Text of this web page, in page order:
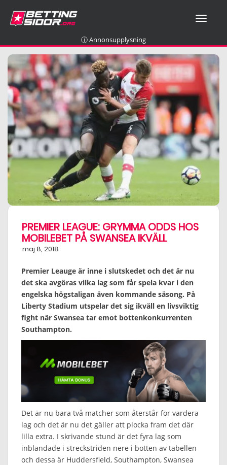
T
G
L
E
N
I
G
A
T
I
O
N
ⓘ Annonsupplysning
PREMIER LEAGUE: GRYMMA ODDS HOS
MOBILEBET PÅ SWANSEA IKVÄLL
maj 8, 2018
Premier Leauge är inne i slutskedet och det är nu
det ska avgöras vilka lag som får spela kvar i den
engelska högstaligan även kommande säsong. På
Liberty Stadium utspelar det sig ikväll en livsviktig
fight när Swansea tar emot bottenkonkurrenten
Southampton.
Det är nu bara två matcher som återstår för vardera
lag och det är nu det gäller att plocka fram det där
lilla extra. I skrivande stund är det fyra lag som
inblandade i streckstriden nere i botten av tabellen
och dessa är Huddersfield, Southampton, Swansea